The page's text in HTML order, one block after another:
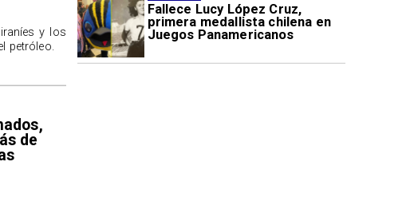
Fallece Lucy López Cruz,
primera medallista chilena en
Juegos Panamericanos
de
y los
petróleo.